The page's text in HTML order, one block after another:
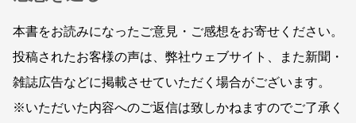
本書をお読みになったご意見・ご感想をお寄せください。
投稿されたお客様の声は、弊社ウェブサイト、また新聞・
雑誌広告などに掲載させていただく場合がございます。
※いただいた内容へのご返信は致しかねますのでご了承く